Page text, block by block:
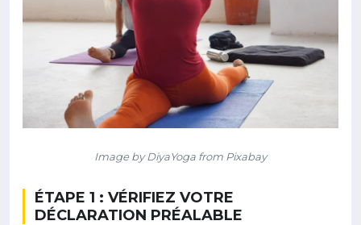
Image by DiyaYoga from Pixabay
ÉTAPE 1 : VÉRIFIEZ VOTRE
DÉCLARATION PRÉALABLE